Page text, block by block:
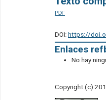
PDF
DOI: https://
Enlaces
No hay
Copyright (c)